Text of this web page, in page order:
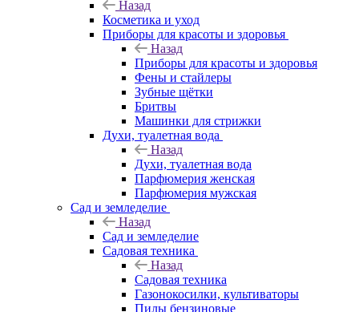
Назад
Косметика и уход
Приборы для красоты и здоровья
Назад
Приборы для красоты и здоровья
Фены и стайлеры
Зубные щётки
Бритвы
Машинки для стрижки
Духи, туалетная вода
Назад
Духи, туалетная вода
Парфюмерия женская
Парфюмерия мужская
Сад и земледелие
Назад
Сад и земледелие
Садовая техника
Назад
Садовая техника
Газонокосилки, культиваторы
Пилы бензиновые